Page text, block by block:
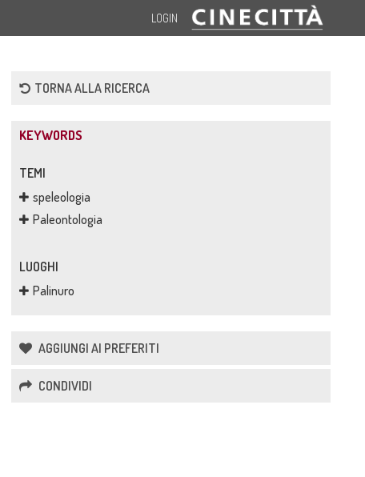
LOGIN
TORNA ALLA RICERCA
KEYWORDS
TEMI
speleologia
Paleontologia
LUOGHI
Palinuro
AGGIUNGI AI PREFERITI
CONDIVIDI